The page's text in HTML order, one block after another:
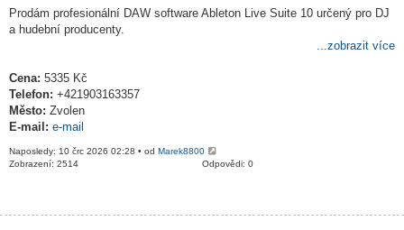
Prodám profesionální DAW software Ableton Live Suite 10 určený pro DJ
a hudební producenty.
...zobrazit více
Cena: 5335 Kč
Telefon: +421903163357
Město: Zvolen
E-mail: e-mail
Naposledy: 10 črc 2026 02:28 • od Marek8800
Odpovědi: 0
Zobrazení: 2514